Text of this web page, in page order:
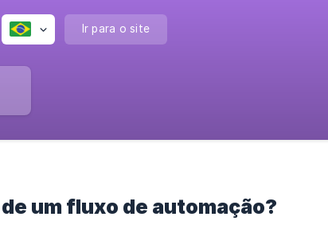
Ir para o site
um fluxo de automação?